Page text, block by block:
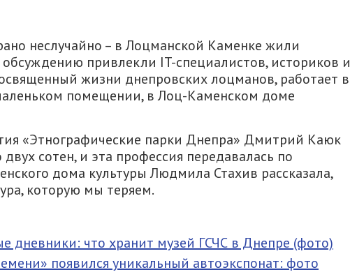
неслучайно – в Лоцманской Каменке жили
привлекли IT-специалистов, историков и
жизни днепровских лоцманов, работает в
помещении, в Лоц-Каменском доме
«Этнографические парки Днепра» Дмитрий Каюк
сотен, и эта профессия передавалась по
дома культуры Людмила Стахив рассказала,
которую мы теряем.
дневники: что хранит музей ГСЧС в Днепре (фото)
появился уникальный автоэкспонат: фото